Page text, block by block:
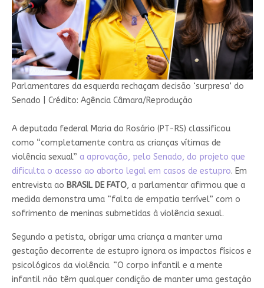
Parlamentares da esquerda rechaçam decisão ‘surpresa’ do
Senado
Crédito: Agência Câmara/Reprodução
A deputada federal Maria do Rosário (PT-RS) classificou
como “completamente contra as crianças vítimas de
violência sexual” a aprovação, pelo Senado, do projeto que
dificulta o acesso ao aborto legal em casos de estupro. Em
entrevista ao BRASIL DE FATO, a parlamentar afirmou que a
medida demonstra uma “falta de empatia terrível” com o
sofrimento de meninas submetidas à violência sexual.
Segundo a petista, obrigar uma criança a manter uma
gestação decorrente de estupro ignora os impactos físicos e
psicológicos da violência. “O corpo infantil e a mente
infantil não têm qualquer condição de manter uma gestação